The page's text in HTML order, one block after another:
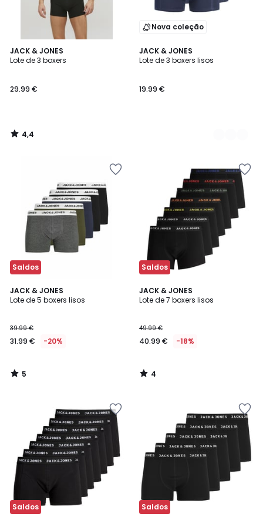
JACK & JONES
Lote de 3 boxers
29.99 €
4,4
/ 5
4,4
/
Nova coleção
JACK & JONES
Lote de 3 boxers lisos
19.99 €
3
Cores
Saldos
JACK & JONES
Lote de 5 boxers lisos
39.99 €
31.99 € -20%
5
/
5
/
Saldos
JACK & JONES
Lote de 7 boxers lisos
49.99 €
40.99 € -18%
4
/
4
/
Saldos Saldos